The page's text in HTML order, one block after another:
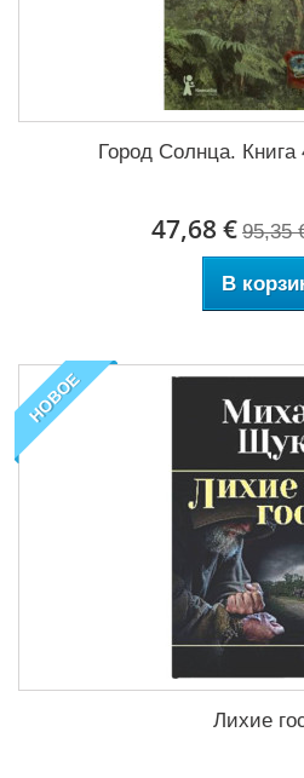
Город Солнца.
47,68 € 95,35
В
НОВОЕ
Лихие